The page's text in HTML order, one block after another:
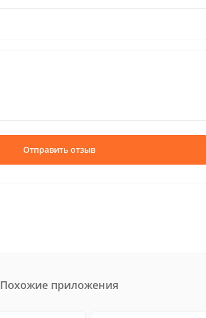
Отправить отзыв
Похожие приложения